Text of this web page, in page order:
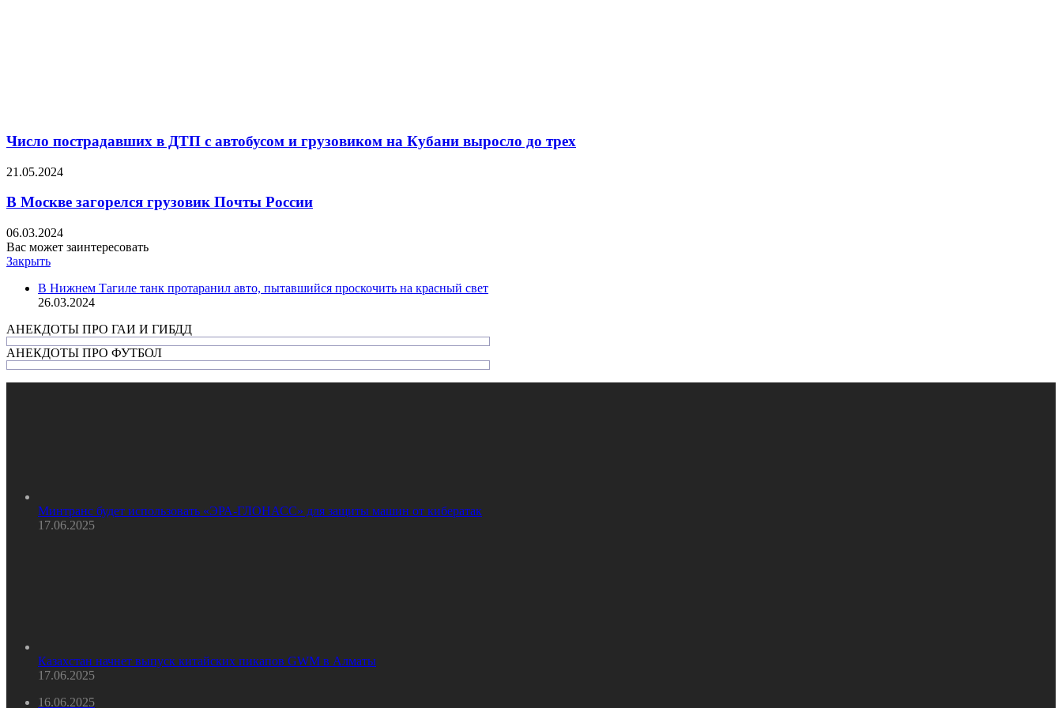
Число пострадавших в ДТП с автобусом и грузовиком на Кубани выросло до трех
21.05.2024
В Москве загорелся грузовик Почты России
06.03.2024
Вас может заинтересовать
Закрыть
В Нижнем Тагиле танк протаранил авто, пытавшийся проскочить на красный свет
26.03.2024
АНЕКДОТЫ ПРО ГАИ И ГИБДД
АНЕКДОТЫ ПРО ФУТБОЛ
Минтранс будет использовать «ЭРА-ГЛОНАСС» для защиты машин от кибератак
17.06.2025
Казахстан начнет выпуск китайских пикапов GWM в Алматы
17.06.2025
16.06.2025